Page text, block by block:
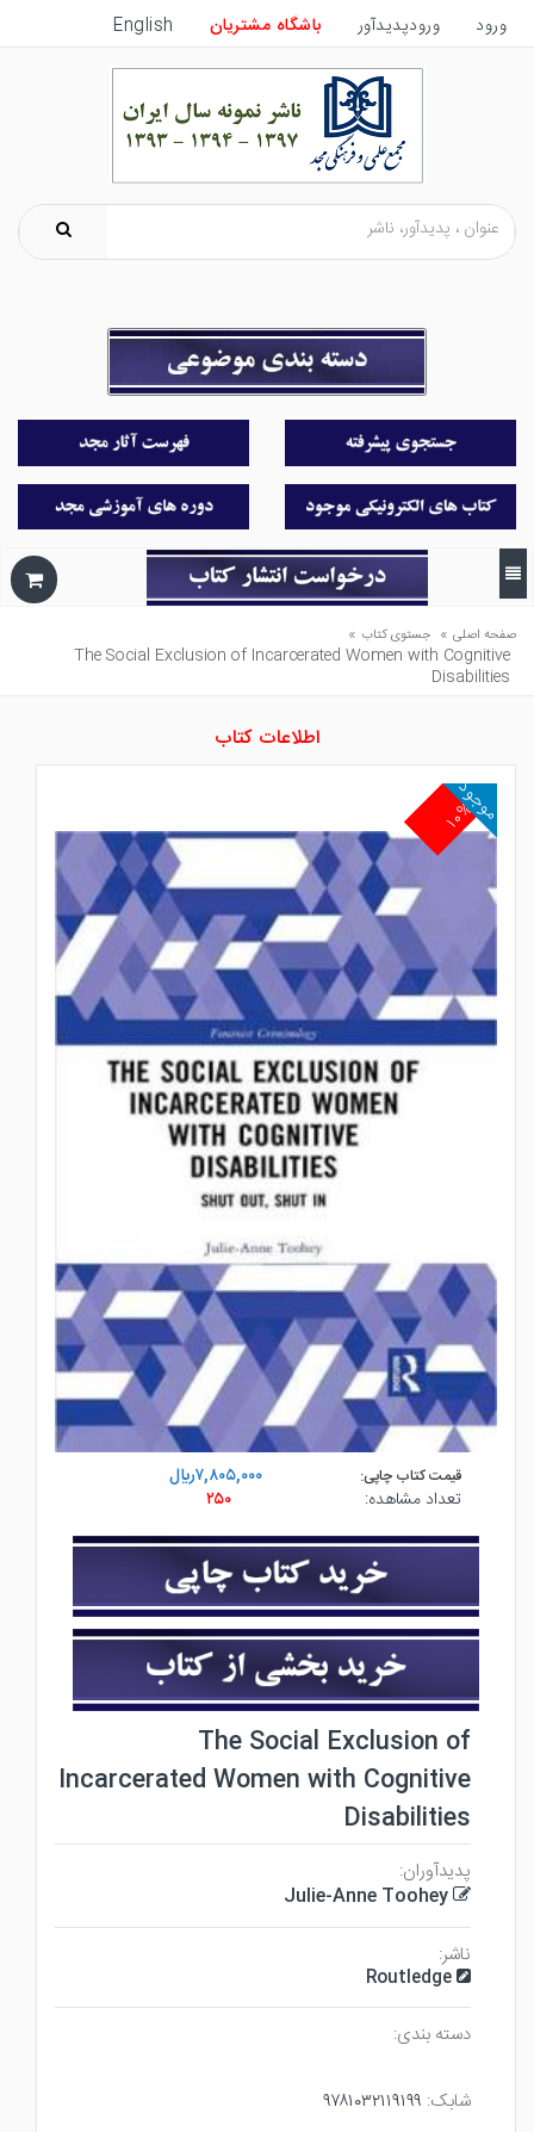
ورود ورودپدیدآور باشگاه مشتریان English
صفحه اصلی » جستوی کتاب »
The Social Exclusion of Incarcerated Women with Cognitive
Disabilities
اطلاعات کتاب
۱۰%
موجود
قیمت کتاب چاپی:
۷,۸۰۵,۰۰۰ريال
تعداد مشاهده:
۲۵۰
The Social Exclusion of
Incarcerated Women with Cognitive
Disabilities
پدیدآوران:
Julie-Anne Toohey
ناشر:
Routledge
دسته بندی:
شابک: ۹۷۸۱۰۳۲۱۱۹۱۹۹